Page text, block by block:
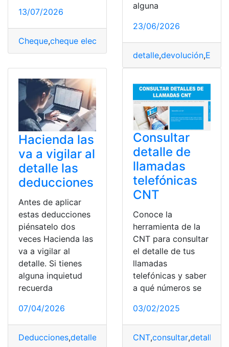
13/07/2026
Cheque,cheque electrónico,detalle,electrónico,
alguna
23/06/2026
detalle,devolución,
Hacienda las
va a vigilar al
detalle las
deducciones
Antes de aplicar
estas deducciones
piénsatelo dos
veces Hacienda las
va a vigilar al
detalle. Si tienes
alguna inquietud
recuerda
07/04/2026
Deducciones,detalle Hacienda,vigilar
Consultar
detalle de
llamadas
telefónicas
CNT
Conoce la
herramienta de la
CNT para consultar
el detalle de tus
llamadas
telefónicas y saber
a qué números se
03/02/2025
CNT,consultar,detalle